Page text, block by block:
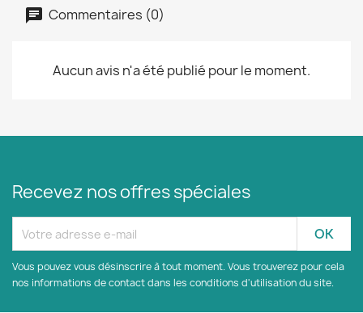
Commentaires (0)
Aucun avis n'a été publié pour le moment.
Recevez nos offres spéciales
Vous pouvez vous désinscrire à tout moment. Vous trouverez pour cela
nos informations de contact dans les conditions d'utilisation du site.